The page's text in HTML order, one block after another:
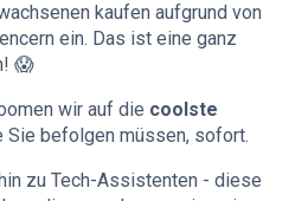
kaufen aufgrund von
ein. Das ist eine ganz
😱
wir auf die coolste
Sie befolgen müssen, sofort.
zu Tech-Assistenten - diese